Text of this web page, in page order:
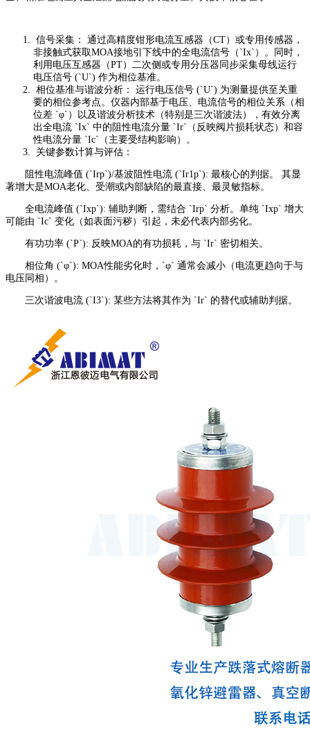
信号采集： 通过高精度钳形电流互感器（CT）或专用传感器，
非接触式获取MOA接地引下线中的全电流信号（`Ix`）。同时，
利用电压互感器（PT）二次侧或专用分压器同步采集母线运行
电压信号 (`U`) 作为相位基准。
相位基准与谐波分析： 运行电压信号 (`U`) 为测量提供至关重
要的相位参考点。仪器内部基于电压、电流信号的相位关系（相
位差 `φ`）以及谐波分析技术（特别是三次谐波法），有效分离
出全电流 `Ix` 中的阻性电流分量 `Ir`（反映阀片损耗状态）和容
性电流分量 `Ic`（主要受结构影响）。
关键参数计算与评估：
阻性电流峰值 (`Irp`)/基波阻性电流 (`Ir1p`): 最核心的判据。 其显
著增大是MOA老化、受潮或内部缺陷的最直接、最灵敏指标。
全电流峰值 (`Ixp`): 辅助判断，需结合 `Irp` 分析。单纯 `Ixp` 增大
可能由 `Ic` 变化（如表面污秽）引起，未必代表内部劣化。
有功功率 (`P`): 反映MOA的有功损耗，与 `Ir` 密切相关。
相位角 (`φ`): MOA性能劣化时，`φ` 通常会减小（电流更趋向于与
电压同相）。
三次谐波电流 (`I3`): 某些方法将其作为 `Ir` 的替代或辅助判据。